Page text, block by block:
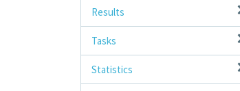
Results
Tasks
Statistics